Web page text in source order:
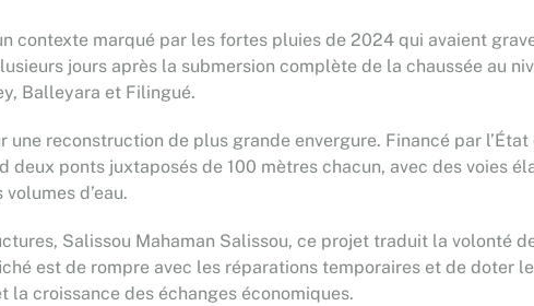
contexte marqué par les fortes pluies de 2024 qui avaient
jours après la submersion complète de la chaussée au
Balleyara et Filingué.
reconstruction de plus grande envergure. Financé par
deux ponts juxtaposés de 100 mètres chacun, avec des voies
d’eau.
Salissou Mahaman Salissou, ce projet traduit la volonté
est de rompre avec les réparations temporaires et de doter
la croissance des échanges économiques.